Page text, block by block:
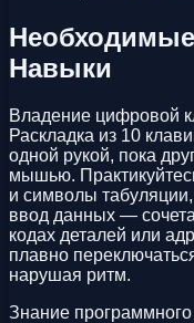
Навыки
Владение цифровой
Раскладка из 10
одной рукой, пока
мышью.
и символы
ввод данных —
кодах деталей или
плавно
нарушая ритм.
Знание